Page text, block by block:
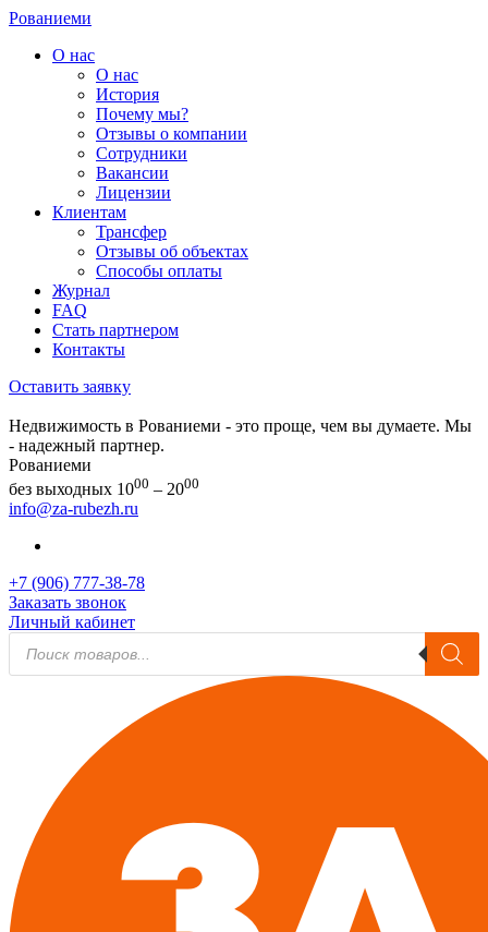
Рованиеми
О нас
О нас
История
Почему мы?
Отзывы о компании
Сотрудники
Вакансии
Лицензии
Клиентам
Трансфер
Отзывы об объектах
Способы оплаты
Журнал
FAQ
Стать партнером
Контакты
Оставить заявку
Недвижимость в Рованиеми - это проще, чем вы думаете. Мы
- надежный партнер.
Рованиеми
без выходных 1000 – 2000
info@za-rubezh.ru
+7 (906) 777-38-78
Заказать звонок
Личный кабинет
Поиск
товаров